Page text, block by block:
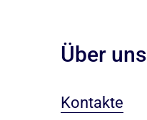
Über uns
Kontakte